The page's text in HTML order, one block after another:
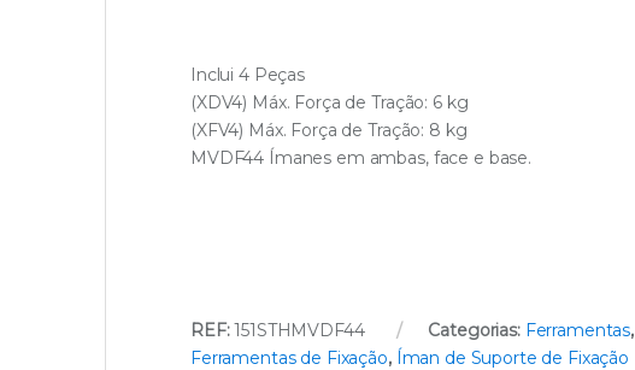
Inclui 4 Peças
(XDV4) Máx. Força de Tração: 6 kg
(XFV4) Máx. Força de Tração: 8 kg
MVDF44 Ímanes em ambas, face e base.
REF:151STHMVDF44 Categorias: Ferramentas,
Ferramentas de Fixação, Íman de Suporte de Fixação